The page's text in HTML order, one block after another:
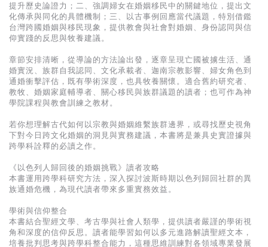
基道 Top 50
提升歷史論證力；二、強調婦女在婚姻移民中的關鍵地位，提出文
化傳承與同化的具體機制；三、以古事例回應當代議題，特別借鑑
台灣跨國婚姻與移民現象，提供教會與社會對婚姻、身份認同與信
仰實踐的反思與牧養建議。
章節安排清晰，從導論的方法論出發，逐章呈現亡國被擄生活、通
婚實況、族群自我認同、文化承載者、迦南宗教影響、婦女角色到
通婚衝擊評估，既有學術深度，也具牧養關懷。適合舊約研究者、
教牧、婚姻家庭輔導者、關心移民與族群議題的讀者；也可作為神
學院課程與教會訓練之教材。
若你想理解古代如何以宗教與婚姻維繫族群邊界，或尋找歷史視角
下對今日跨文化婚姻的洞見與實務建議，本書將是兼具史實證據與
跨學科詮釋的必讀之作。
《以色列人歸回後的婚姻挑戰》讀者攻略
本書運用跨學科研究方法，深入探討波斯時期以色列歸回社群的異
族通婚危機，為現代讀者帶來多重實務效益。
學術與信仰整合
本書結合聖經文學、考古學與社會人類學，提供讀者嚴謹的學術視
角和深度的信仰反思。讀者能學習如何以多元進路解讀聖經文本，
培養批判思考與跨學科整合能力，這種思維訓練對各領域專業發展